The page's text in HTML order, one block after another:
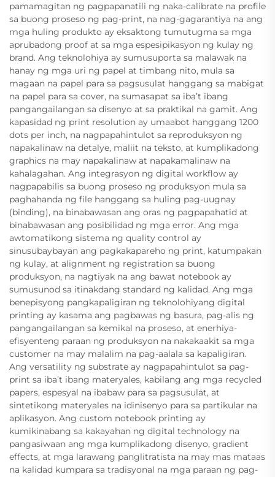
pamamagitan ng pagpapanatili ng naka-calibrate na profile
sa buong proseso ng pag-print, na nag-gagarantiya na ang
mga huling produkto ay eksaktong tumutugma sa mga
aprubadong proof at sa mga espesipikasyon ng kulay ng
brand. Ang teknolohiya ay sumusuporta sa malawak na
hanay ng mga uri ng papel at timbang nito, mula sa
magaan na papel para sa pagsusulat hanggang sa mabigat
na papel para sa cover, na sumasapat sa iba’t ibang
pangangailangan sa disenyo at sa praktikal na gamit. Ang
kapasidad ng print resolution ay umaabot hanggang 1200
dots per inch, na nagpapahintulot sa reproduksyon ng
napakalinaw na detalye, maliit na teksto, at kumplikadong
graphics na may napakalinaw at napakamalinaw na
kahalagahan. Ang integrasyon ng digital workflow ay
nagpapabilis sa buong proseso ng produksyon mula sa
paghahanda ng file hanggang sa huling pag-uugnay
(binding), na binabawasan ang oras ng pagpapahatid at
binabawasan ang posibilidad ng mga error. Ang mga
awtomatikong sistema ng quality control ay
sinusubaybayan ang pagkakapareho ng print, katumpakan
ng kulay, at alignment ng registration sa buong
produksyon, na nagtiyak na ang bawat notebook ay
sumusunod sa itinakdang standard ng kalidad. Ang mga
benepisyong pangkapaligiran ng teknolohiyang digital
printing ay kasama ang pagbawas ng basura, pag-alis ng
pangangailangan sa kemikal na proseso, at enerhiya-
efisyenteng paraan ng produksyon na nakakaakit sa mga
customer na may malalim na pag-aalala sa kapaligiran.
Ang versatility ng substrate ay nagpapahintulot sa pag-
print sa iba’t ibang materyales, kabilang ang mga recycled
papers, espesyal na ibabaw para sa pagsusulat, at
sintetikong materyales na idinisenyo para sa partikular na
aplikasyon. Ang custom notebook printing ay
kumikinabang sa kakayahan ng digital technology na
pangasiwaan ang mga kumplikadong disenyo, gradient
effects, at mga larawang panglitratista na may mas mataas
na kalidad kumpara sa tradisyonal na mga paraan ng pag-